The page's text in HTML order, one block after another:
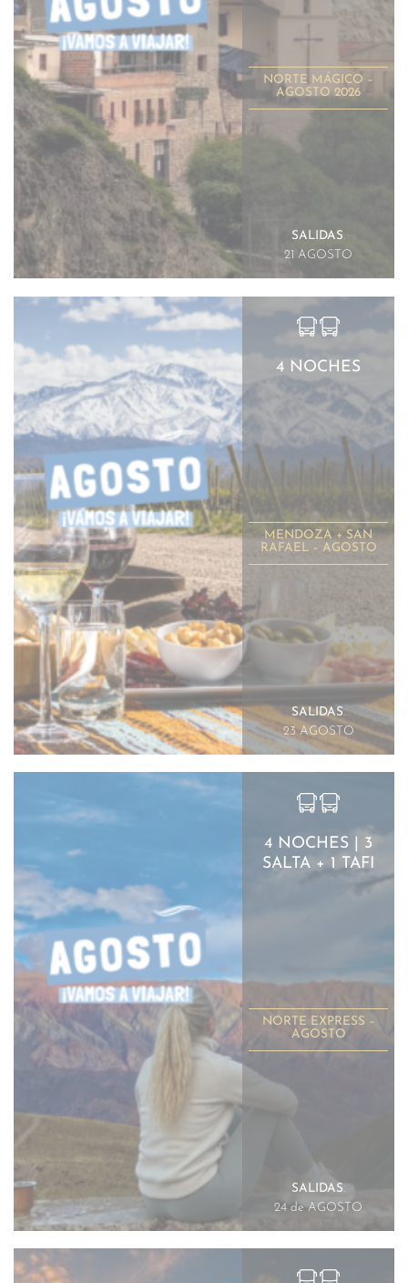
NORTE MÁGICO –
AGOSTO 2026
SALIDAS.
21 AGOSTO
4 NOCHES
MENDOZA + SAN
RAFAEL – AGOSTO
SALIDAS.
23 AGOSTO
4 NOCHES | 3
SALTA + 1 TAFI
NORTE EXPRESS –
AGOSTO
SALIDAS
24 de AGOSTO